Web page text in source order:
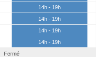
14h - 19h
14h - 19h
14h - 19h
14h - 19h
Fermé